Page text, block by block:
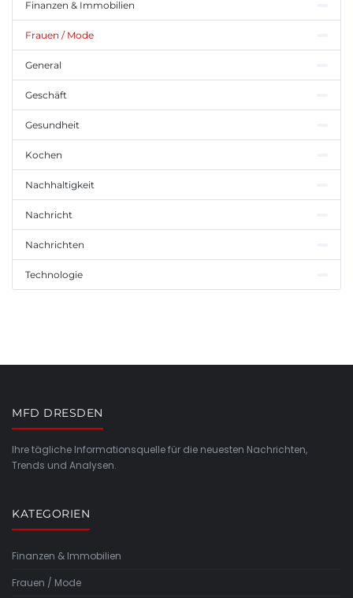
Finanzen & Immobilien
Frauen / Mode
General
Geschäft
Gesundheit
Kochen
Nachhaltigkeit
Nachricht
Nachrichten
Technologie
MFD DRESDEN
Ihre tägliche Informationsquelle für die neuesten Nachrichten,
Trends und Analysen.
KATEGORIEN
Finanzen & Immobilien
Frauen / Mode